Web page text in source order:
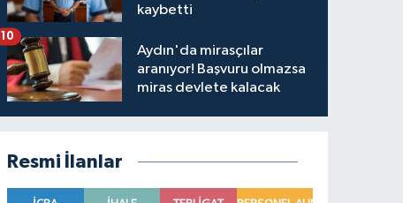
kaybetti
Aydın'da mirasçılar
aranıyor! Başvuru olmazsa
miras devlete kalacak
10
Resmi İlanlar